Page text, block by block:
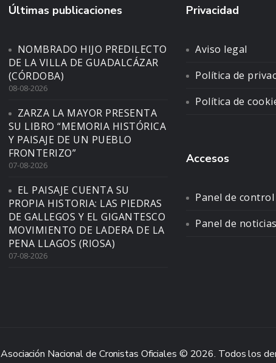
Últimas publicaciones
NOMBRADO HIJO PREDILECTO
DE LA VILLA DE GUADALCÁZAR
(CÓRDOBA)
08-08-2026
ZARZA LA MAYOR PRESENTA
SU LIBRO “MEMORIA HISTÓRICA
Y PAISAJE DE UN PUEBLO
FRONTERIZO”
07-08-2026
EL PAISAJE CUENTA SU
PROPIA HISTORIA: LAS PIEDRAS
DE GALLEGOS Y EL GIGANTESCO
MOVIMIENTO DE LADERA DE LA
PENA LLAGOS (RIOSA)
07-08-2026
Privacidad
Aviso legal
Política de
Política de
Accesos
Panel de control
Panel de noticias
Asociación Nacional de Cronistas Oficiales © 2026. Todos los